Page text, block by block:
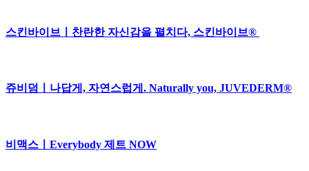
스킨바이브ㅣ찬란한 자신감을 펼치다, 스킨바이브®
쥬비덤ㅣ나답게, 자연스럽게. Naturally you, JUVEDERM®
비맥스ㅣEverybody 제트 NOW